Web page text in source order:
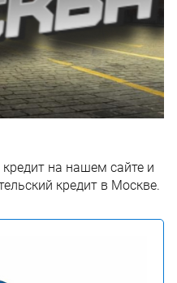
на нашем сайте и
кредит в Москве.